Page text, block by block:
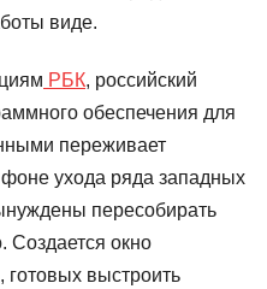
виде.
РБК, российский
обеспечения для
переживает
фоне ухода ряда западных
пересобирать
Создается окно
выстроить